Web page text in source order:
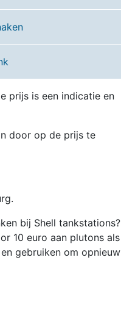
prijs is een indicatie en
door op de prijs te
bij Shell tankstations?
10 euro aan plutons als
gebruiken om opnieuw